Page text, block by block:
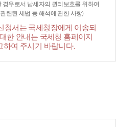
우로서 납세자의 권리보호를 위하여
련된 세법 등 해석에 관한 사항)
서는 국세청장에게 이송되
한 안내는 국세청 홈페이지
하여 주시기 바랍니다.